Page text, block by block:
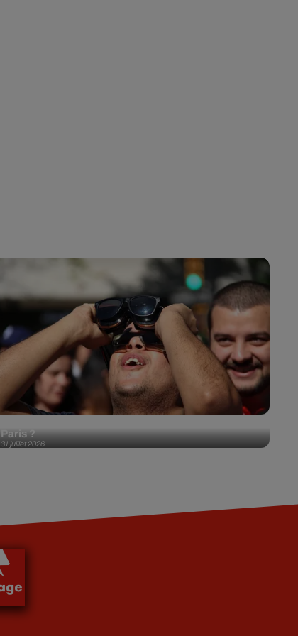
31 juillet 2026
Paris ?